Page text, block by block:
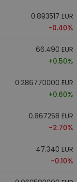
0.893517 EUR
-0.40%
66.490 EUR
+0.50%
0.286770000 EUR
+0.60%
0.867258 EUR
-2.70%
47.340 EUR
-0.10%